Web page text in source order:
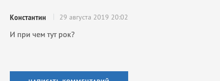
Константин 29 августа 2019 20:02
И при чем тут рок?